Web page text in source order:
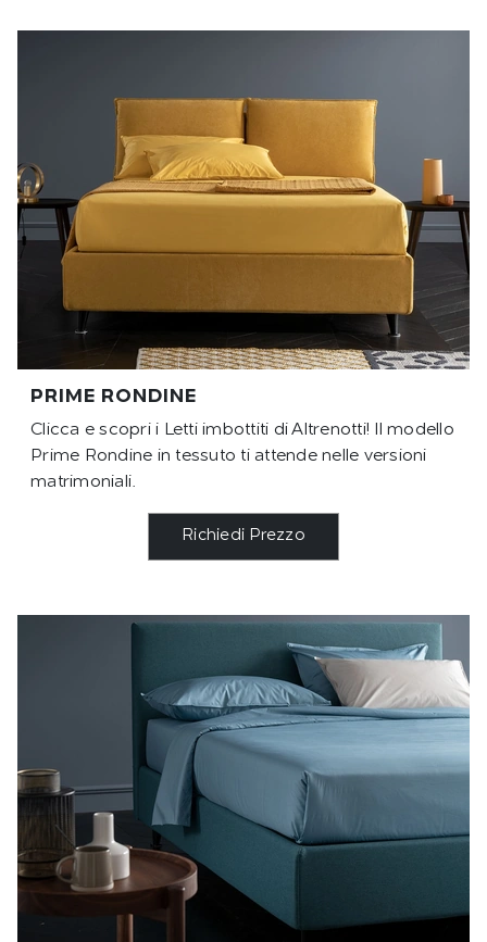
PRIME RONDINE
Clicca e scopri i Letti imbottiti di Altrenotti! Il modello
Prime Rondine in tessuto ti attende nelle versioni
matrimoniali.
Richiedi Prezzo